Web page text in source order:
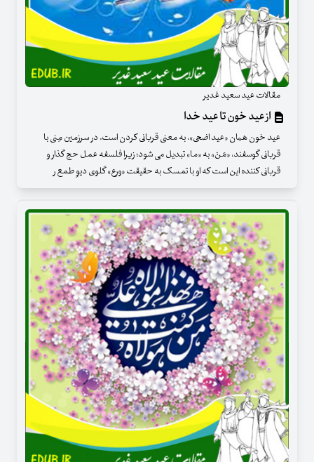
مقالات عید سعید غدیر
از عید خون تا عید خدا
عید خون همان «عید اضحی»، به معنی قربانی کردن است. در سرزمین مِنی با
قربانی گوسفند، «مَنْ» به «ما» تبدیل می شود؛ زیرا فلسفه عمل حج گذار و
قربانی کننده این است که او با تمسک به حقیقت «ورع» گلوی دیوِ طمع ر